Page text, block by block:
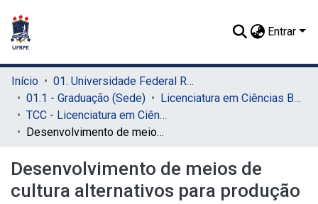
Entrar
Início
01. Universidade Federal Rural de Pernambuco - UFRPE (Sede)
01.1 - Graduação (Sede)
Licenciatura em Ciências Biológicas (Sede)
TCC - Licenciatura em Ciências Biológicas (Sede)
Desenvolvimento de meios de cultura alternativos para produção de endotoxinas produzidas por Bacillus thuringiensis
Desenvolvimento de meios de
cultura alternativos para produção